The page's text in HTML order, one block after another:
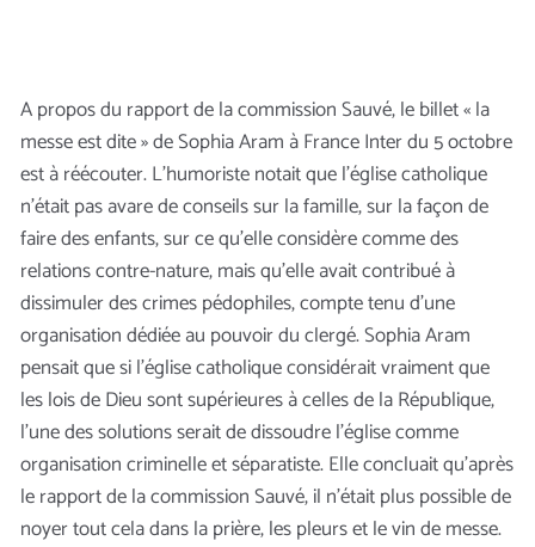
A propos du rapport de la commission Sauvé, le billet « la
messe est dite » de Sophia Aram à France Inter du 5 octobre
est à réécouter. L’humoriste notait que l’église catholique
n’était pas avare de conseils sur la famille, sur la façon de
faire des enfants, sur ce qu’elle considère comme des
relations contre-nature, mais qu’elle avait contribué à
dissimuler des crimes pédophiles, compte tenu d’une
organisation dédiée au pouvoir du clergé. Sophia Aram
pensait que si l’église catholique considérait vraiment que
les lois de Dieu sont supérieures à celles de la République,
l’une des solutions serait de dissoudre l’église comme
organisation criminelle et séparatiste. Elle concluait qu’après
le rapport de la commission Sauvé, il n’était plus possible de
noyer tout cela dans la prière, les pleurs et le vin de messe.